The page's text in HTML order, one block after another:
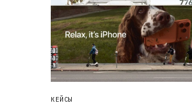
КЕЙСЫ